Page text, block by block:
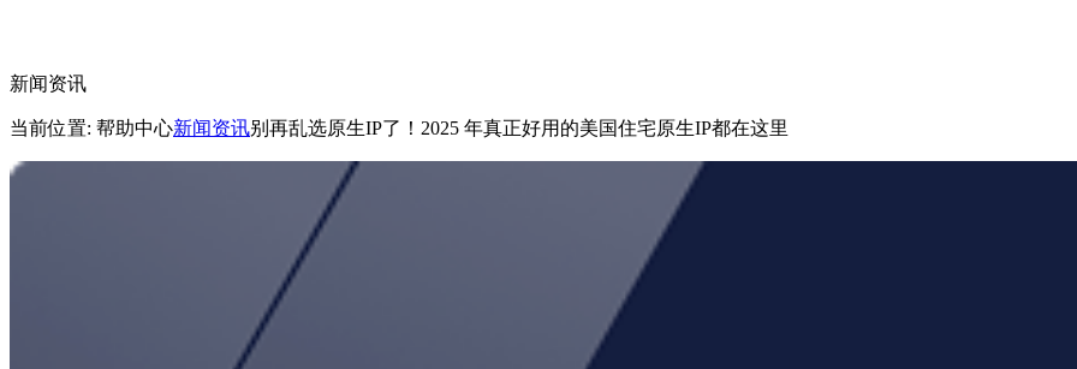
新闻资讯
当前位置: 帮助中心新闻资讯别再乱选原生IP了！2025 年真正好用的美国住宅原生IP都在这里